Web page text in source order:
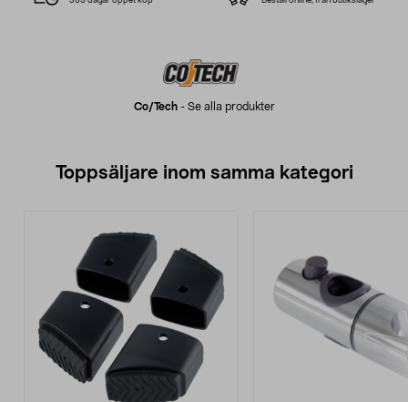
Co/tech- Se alla produkter
Toppsäljare inom samma kategori